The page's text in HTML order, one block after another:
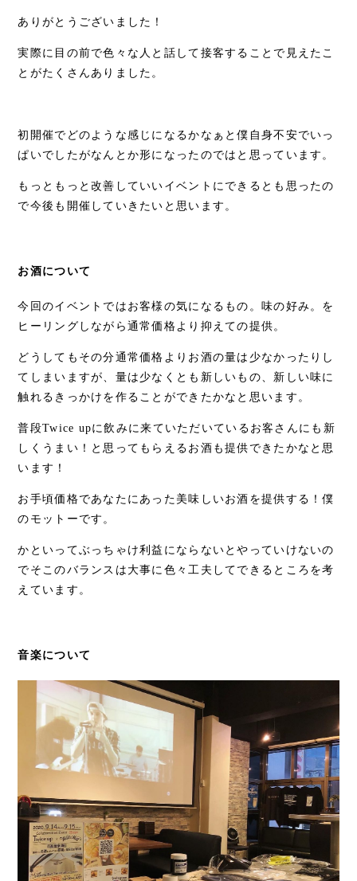
ありがとうございました！
実際に目の前で色々な人と話して接客することで見えたこ
とがたくさんありました。
初開催でどのような感じになるかなぁと僕自身不安でいっ
ぱいでしたがなんとか形になったのではと思っています。
もっともっと改善していいイベントにできるとも思ったの
で今後も開催していきたいと思います。
お酒について
今回のイベントではお客様の気になるもの。味の好み。を
ヒーリングしながら通常価格より抑えての提供。
どうしてもその分通常価格よりお酒の量は少なかったりし
てしまいますが、量は少なくとも新しいもの、新しい味に
触れるきっかけを作ることができたかなと思います。
普段Twice upに飲みに来ていただいているお客さんにも新
しくうまい！と思ってもらえるお酒も提供できたかなと思
います！
お手頃価格であなたにあった美味しいお酒を提供する！僕
のモットーです。
かといってぶっちゃけ利益にならないとやっていけないの
でそこのバランスは大事に色々工夫してできるところを考
えています。
音楽について